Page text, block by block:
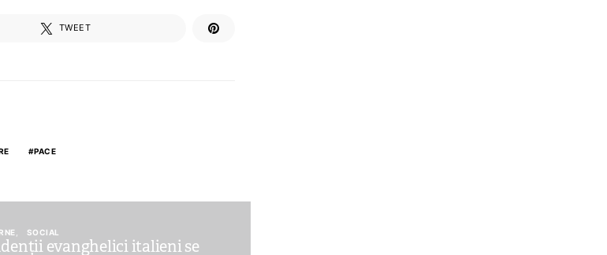
pleca(t) din
Mesaj Florin
TWEET
PACE
SOCIAL
evanghelici italieni se